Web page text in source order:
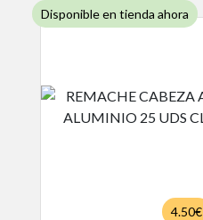
Disponible en tienda ahora
4.50€